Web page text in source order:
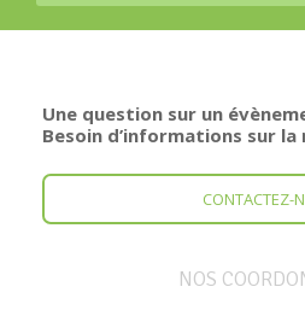
Une question sur un
Besoin d’informations sur la
CONTACTEZ-
NOS